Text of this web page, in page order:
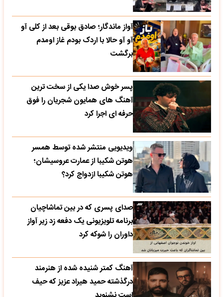
آواز ماندگار؛ صادق بوقی بعد از کلی آو
آو آو حالا با اردک بودم غاز اومدم
برگشت
پسر خوش صدا یکی از سخت ترین
آهنگ های همایون شجریان را فوق
حرفه ای اجرا کرد
ویدیویی منتشر شده توسط همسر
هوتن شکیبا از عمارت عروسیشان؛
هوتن شکیبا ازدواج کرد؟
صدای پسری که در بین تماشاچیان
برنامه تلویزیونی یک دفعه زد زیر آواز
داوران را شوکه کرد
آهنگ کمتر شنیده شده از هنرمند
درگذشته حمید هیراد عزیز که حیف